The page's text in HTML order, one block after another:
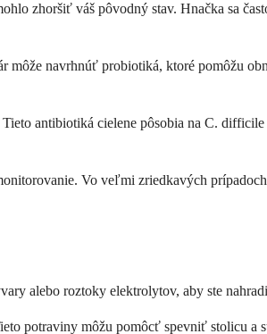
zhoršiť váš pôvodný stav. Hnačka sa
môže navrhnúť probiotiká, ktoré pomôžu
antibiotiká cielene pôsobia na C. difficile
Vo veľmi zriedkavých
alebo roztoky elektrolytov, aby ste
potraviny môžu pomôcť spevniť stolicu a